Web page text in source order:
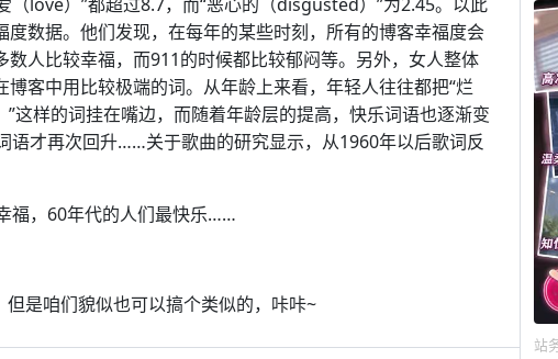
数据。他们发现，在每年的某些时刻，所有的博客幸福度会
人比较幸福，而911的时候都比较郁闷等。另外，女人整体
客中用比较极端的词。从年龄上来看，年轻人往往都把“烂
”这样的词挂在嘴边，而随着年龄层的提高，快乐词语也逐渐变
语才再次回升……关于歌曲的研究显示，从1960年以后歌词反
福，60年代的人们最快乐……
是咱们貌似也可以搞个类似的，咔咔~
站